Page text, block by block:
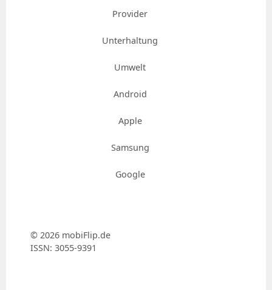
Provider
Unterhaltung
Umwelt
Android
Apple
Samsung
Google
© 2026 mobiFlip.de
ISSN: 3055-9391